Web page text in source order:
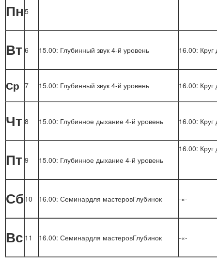
Пн 5
Вт 6 15.00: Глубинный звук 4-й уровень 16.00: Круг
Ср 7 15.00: Глубинный звук 4-й уровень 16.00: Круг
Чт 8 15.00: Глубинное дыхание 4-й уровень 16.00:
Пт 9 15.00: Глубинное дыхание 4-й уровень
16.00: Круг
Сб10 16.00: Семинардля мастеровГлубинок -«-
Вс 11 16.00: Семинардля мастеровГлубинок -«-